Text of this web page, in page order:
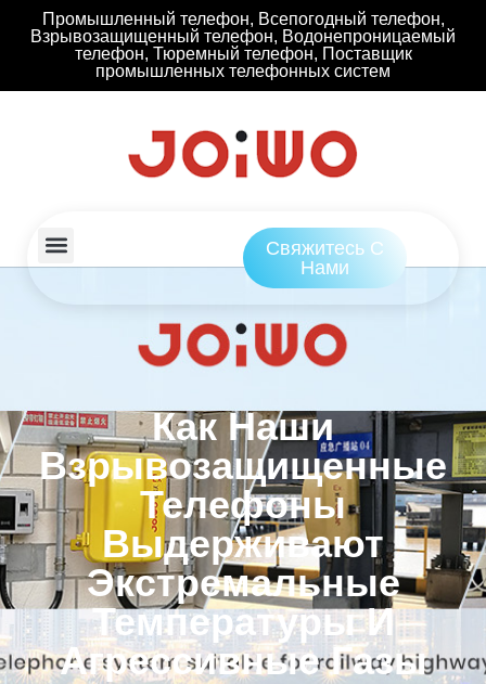
Промышленный телефон, Всепогодный телефон,
Взрывозащищенный телефон, Водонепроницаемый
телефон, Тюремный телефон, Поставщик
промышленных телефонных систем
Свяжитесь С
Нами
Как Наши
Взрывозащищенные
Телефоны
Выдерживают
Экстремальные
Температуры И
Агрессивные Газы